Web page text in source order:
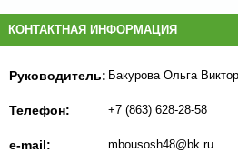
КОНТАКТНАЯ ИНФОРМАЦИЯ
Руководитель: Бакурова Ольга
Телефон: +7 (863) 628-28-58
e-mail: mbousosh48@bk.ru